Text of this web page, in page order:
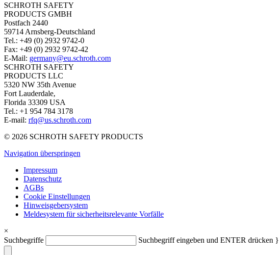
SCHROTH SAFETY
PRODUCTS GMBH
Postfach 2440
59714 Arnsberg-Deutschland
Tel.: +49 (0) 2932 9742-0
Fax: +49 (0) 2932 9742-42
E-Mail: germany@eu.schroth.com
SCHROTH SAFETY
PRODUCTS LLC
5320 NW 35th Avenue
Fort Lauderdale,
Florida 33309 USA
Tel.: +1 954 784 3178
E-mail: rfq@us.schroth.com
© 2026 SCHROTH SAFETY PRODUCTS
Navigation überspringen
Impressum
Datenschutz
AGBs
Cookie Einstellungen
Hinweisgebersystem
Meldesystem für sicherheitsrelevante Vorfälle
×
Suchbegriffe
Suchbegriff eingeben und ENTER drücken }